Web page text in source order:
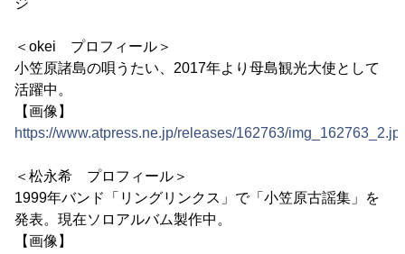
ジ
＜okei プロフィール＞
小笠原諸島の唄うたい、2017年より母島観光大使として
活躍中。
【画像】
https://www.atpress.ne.jp/releases/162763/
＜松永希 プロフィール＞
1999年バンド「リングリンクス」で「小笠原古謡集」を
発表。現在ソロアルバム製作中。
【画像】